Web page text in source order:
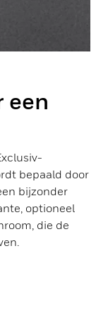
een
bepaald door
bijzonder
optioneel
die de